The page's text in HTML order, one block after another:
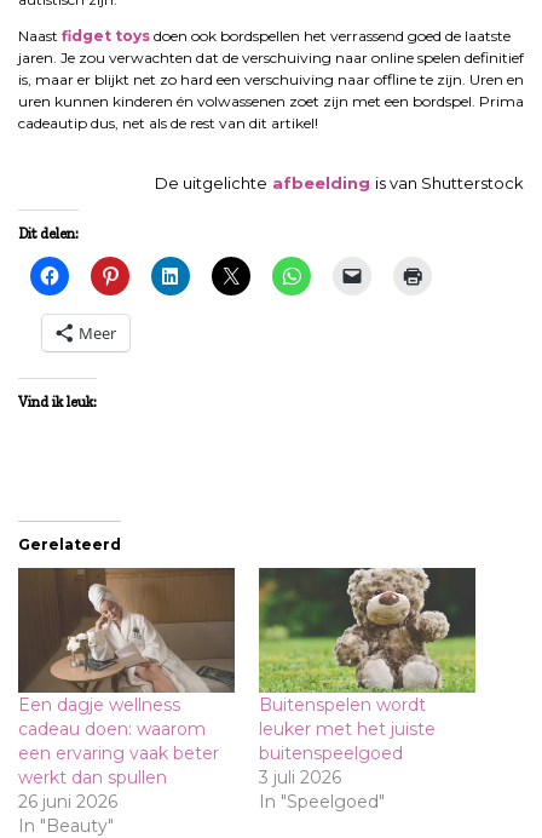
Naast fidget toys doen ook bordspellen het verrassend goed de laatste
jaren. Je zou verwachten dat de verschuiving naar online spelen definitief
is, maar er blijkt net zo hard een verschuiving naar offline te zijn. Uren en
uren kunnen kinderen én volwassenen zoet zijn met een bordspel. Prima
cadeautip dus, net als de rest van dit artikel!
De uitgelichte afbeelding is van Shutterstock
Dit delen:
Meer
Vind ik leuk:
Gerelateerd
Een dagje wellness
cadeau doen: waarom
een ervaring vaak beter
werkt dan spullen
26 juni 2026
In "Beauty"
Buitenspelen wordt
leuker met het juiste
buitenspeelgoed
3 juli 2026
In "Speelgoed"